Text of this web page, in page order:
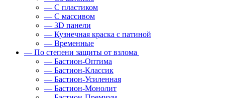
— С пластиком
— С массивом
— 3D панели
— Кузнечная краска с патиной
— Временные
— По степени защиты от взлома
— Бастион-Оптима
— Бастион-Классик
— Бастион-Усиленная
— Бастион-Монолит